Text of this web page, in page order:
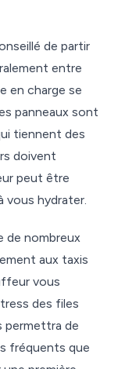
de partir
entre
en charge se
panneaux sont
tiennent des
doivent
peut être
vous hydrater.
de nombreux
aux taxis
vous
des files
permettra de
fréquents que